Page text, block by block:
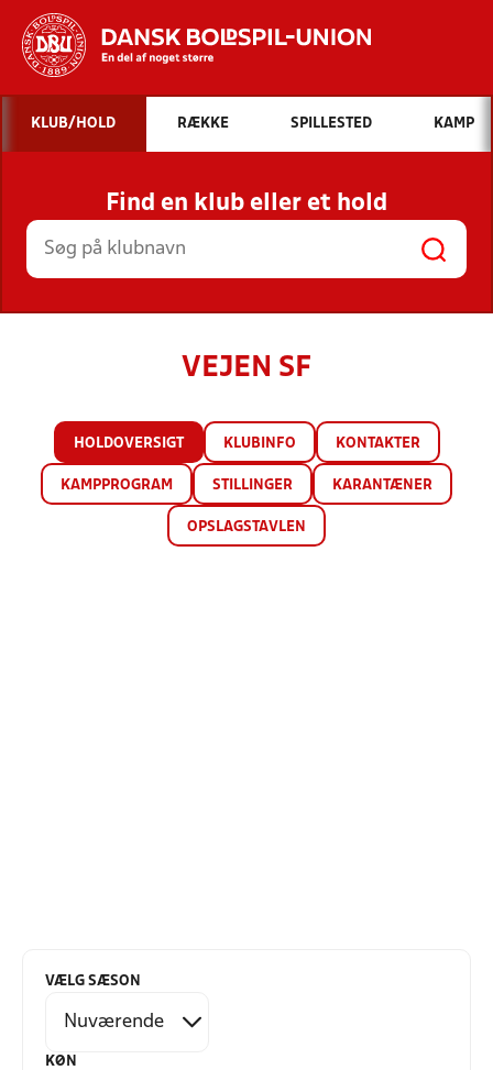
Hvad vil du søge efter?
INDHOLD OG NYHEDER
STILLINGER, RESULTATER, KLUBBER OG
HOLD
KLUB/HOLD RÆKKE SPILLESTED KAMP
Find en klub eller et hold
VEJEN SF
HOLDOVERSIGT KLUBINFO KONTAKTER
KAMPPROGRAM STILLINGER KARANTÆNER
OPSLAGSTAVLEN
VÆLG SÆSON
KØN